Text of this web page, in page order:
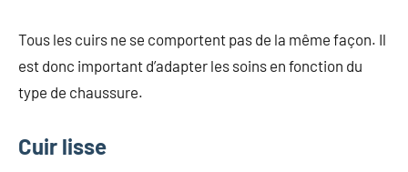
Tous les cuirs ne se comportent pas de la même façon. Il
est donc important d’adapter les soins en fonction du
type de chaussure.
Cuir lisse